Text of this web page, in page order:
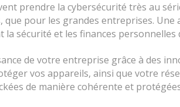
prendre la cybersécurité très au
pour les grandes entreprises.
sécurité et les finances
de votre entreprise grâce à des
vos appareils, ainsi que votre
de manière cohérente et